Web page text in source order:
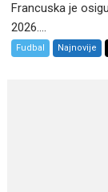
Francuska je
2026....
Fudbal Najnovije